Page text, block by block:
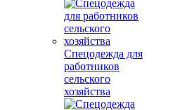
Спецодежда для
работников
сельского
хозяйства